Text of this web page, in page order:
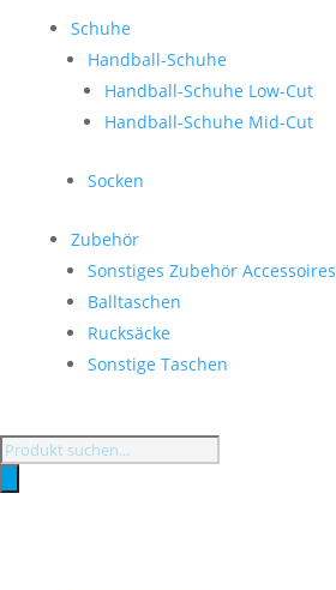
Schuhe
Handball-Schuhe
Handball-Schuhe Low-Cut
Handball-Schuhe Mid-Cut
Socken
Zubehör
Sonstiges Zubehör Accessoires
Balltaschen
Rucksäcke
Sonstige Taschen
Products